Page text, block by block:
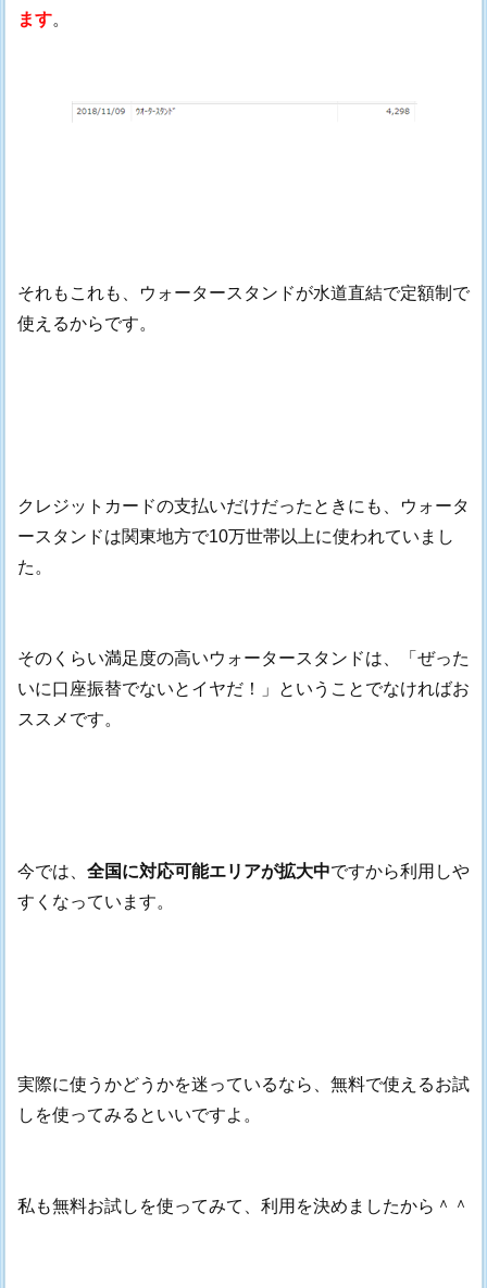
ます。
それもこれも、ウォータースタンドが水道直結で定額制で
使えるからです。
クレジットカードの支払いだけだったときにも、ウォータ
ースタンドは関東地方で10万世帯以上に使われていまし
た。
そのくらい満足度の高いウォータースタンドは、「ぜった
いに口座振替でないとイヤだ！」ということでなければお
ススメです。
今では、 全国に対応可能エリアが拡大中ですから利用しや
すくなっています。
実際に使うかどうかを迷っているなら、無料で使えるお試
しを使ってみるといいですよ。
私も無料お試しを使ってみて、利用を決めましたから＾＾